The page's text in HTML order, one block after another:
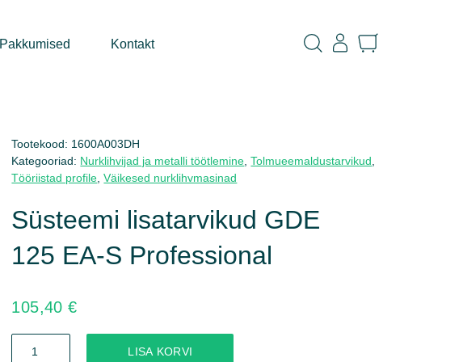
Pakkumised Kontakt
Tootekood: 1600A003DH
Kategooriad: Nurklihvijad ja metalli töötlemine ,Tolmueemaldustarvikud
Tööriistad profile ,Väikesed nurklihvmasinad
Süsteemi lisatarvikud GDE
125 EA-S Professional
105,40€
lisatarvikud
LISA KORVI